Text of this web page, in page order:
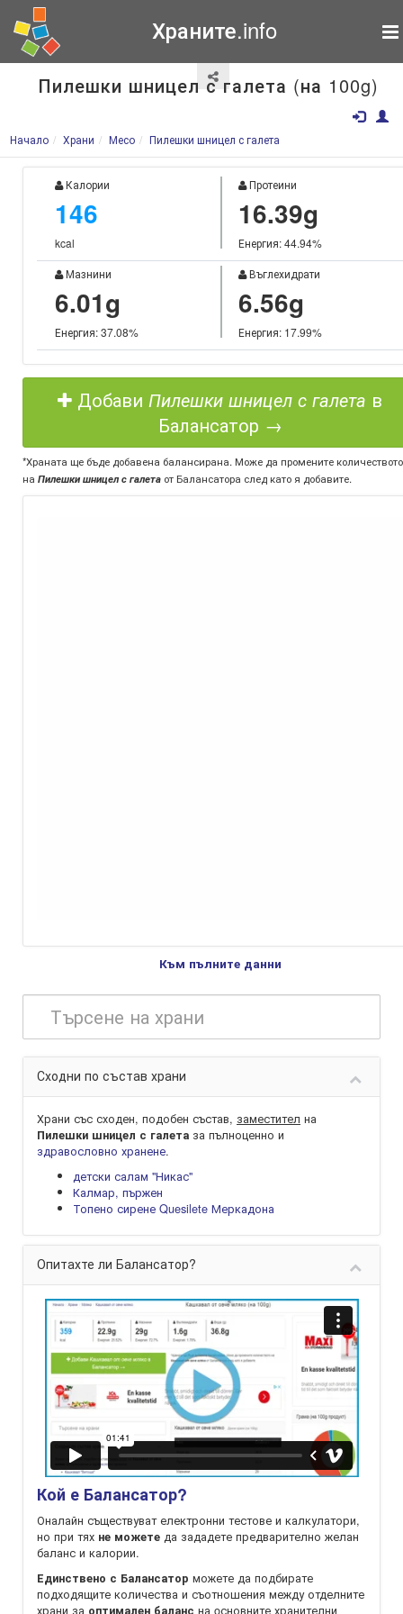
Храните.info
Пилешки шницел с галета (на 100g)
Начало Храни Месо Пилешки шницел с галета
Калории
146
kcal
Протеини
16.39g
Енергия: 44.94%
Мазнини
6.01g
Енергия: 37.08%
Въглехидрати
6.56g
Енергия: 17.99%
Добави Пилешки шницел с галета в
Балансатор →
*Храната ще бъде добавена балансирана. Може да промените количеството
на Пилешки шницел с галета от Балансатора след като я добавите.
Към пълните данни
Сходни по състав храни
Храни със сходен, подобен състав, заместител на
Пилешки шницел с галета за пълноценно и
здравословно хранене.
детски салам ''Никас''
Калмар, пържен
Топено сирене Quesilete Меркадона
Опитахте ли Балансатор?
Кой е Балансатор?
Оналайн съществуват електронни тестове и калкулатори,
но при тях не можете да зададете предварително желан
баланс и калории.
Единствено с Балансатор можете да подбирате
подходящите количества и съотношения между отделните
храни за оптимален баланс на oсновните хранителни